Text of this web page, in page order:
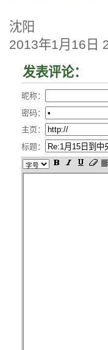
沈阳
2013年1月16日
发表评论：
昵称：
密码：
主页：
标题：